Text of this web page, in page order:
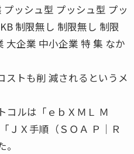
ッシュ型 プッシュ型 プッ
制限無し 制限無し 制限
大企業 中小企業 特 集 なか
ストも削 減されるというメ
コルは「ｅｂＸＭＬ Ｍ
ＪＸ手順（ＳＯＡ Ｐ│Ｒ